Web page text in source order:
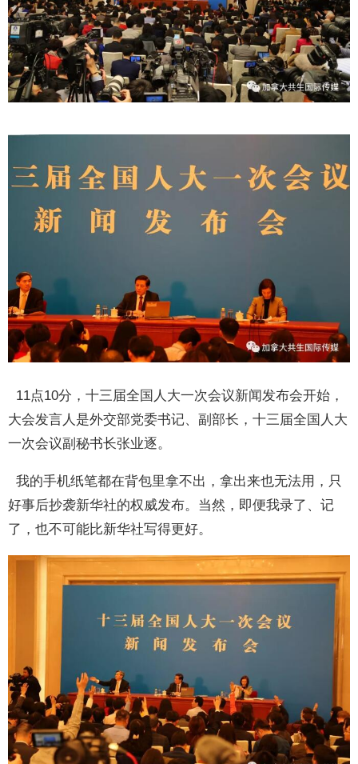
11点10分，十三届全国人大一次会议新闻发布会开始，
大会发言人是外交部党委书记、副部长，十三届全国人大
一次会议副秘书长张业逐。
我的手机纸笔都在背包里拿不出，拿出来也无法用，只
好事后抄袭新华社的权威发布。当然，即便我录了、记
了，也不可能比新华社写得更好。